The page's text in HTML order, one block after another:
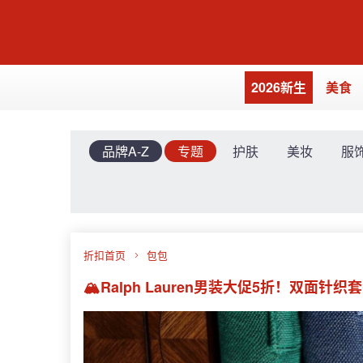
2026新生 美食
品牌A-Z 专题 护肤 美妆 服
折扣首页 包包
🏔️Ralph Lauren男装大促5折！双面针织